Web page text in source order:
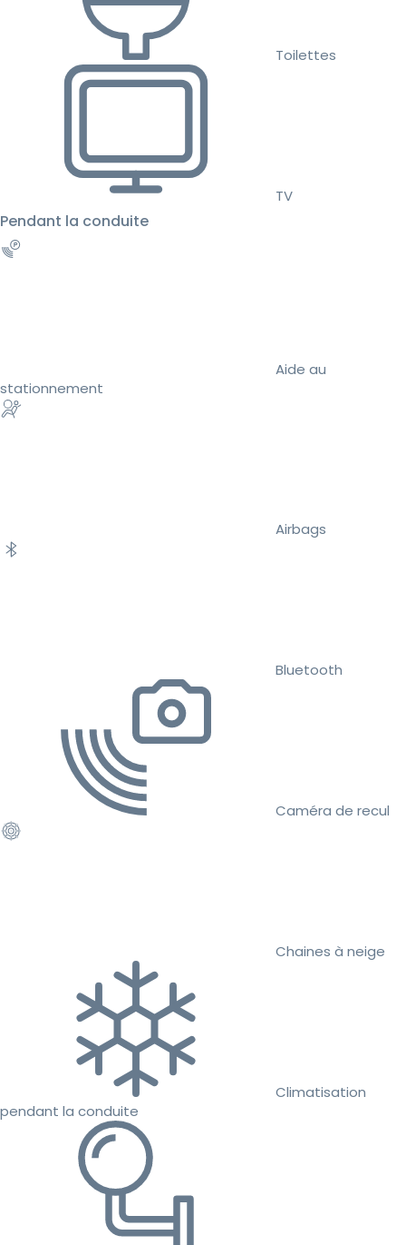
Toilettes
TV
Pendant la conduite
Aide au
stationnement
Airbags
Bluetooth
Caméra de recul
Chaines à neige
Climatisation
pendant la conduite